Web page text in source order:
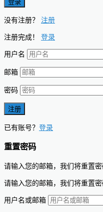
没有注册？ 注册
注册完成！ 登录
用户名
邮箱
密码
已有账号？ 登录
重置密码
请输入您的邮箱，我们将重置
请输入您的邮箱，我们将重置
用户名或邮箱